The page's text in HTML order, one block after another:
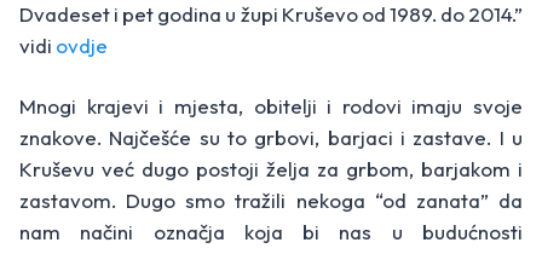
Dvadeset i pet godina u župi Kruševo od 1989. do 2014.”
vidi ovdje
Mnogi krajevi i mjesta, obitelji i rodovi imaju svoje
znakove. Najčešće su to grbovi, barjaci i zastave. I u
Kruševu već dugo postoji želja za grbom, barjakom i
zastavom. Dugo smo tražili nekoga “od zanata” da
nam načini označja koja bi nas u budućnosti